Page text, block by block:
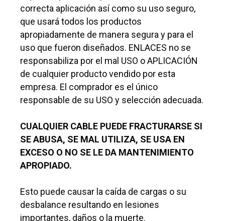
correcta aplicación así como su uso seguro,
que usará todos los productos
apropiadamente de manera segura y para el
uso que fueron diseñados. ENLACES no se
responsabiliza por el mal USO o APLICACIÓN
de cualquier producto vendido por esta
empresa. El comprador es el único
responsable de su USO y selección adecuada.
CUALQUIER CABLE PUEDE FRACTURARSE SI
SE ABUSA, SE MAL UTILIZA, SE USA EN
EXCESO O NO SE LE DA MANTENIMIENTO
APROPIADO.
Esto puede causar la caída de cargas o su
desbalance resultando en lesiones
importantes, daños o la muerte.